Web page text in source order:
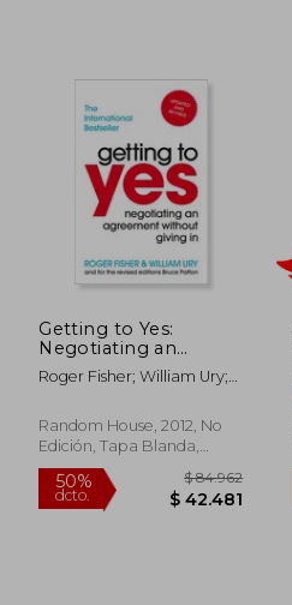
$ 34.365
Rápido
Getting to Yes:
Negotiating an
Agreement Without
Giving in. Roger
(en Inglés)
Roger Fisher; William Ury;
Random House, 2012, No
Edición, Tapa Blanda,
Nuevo